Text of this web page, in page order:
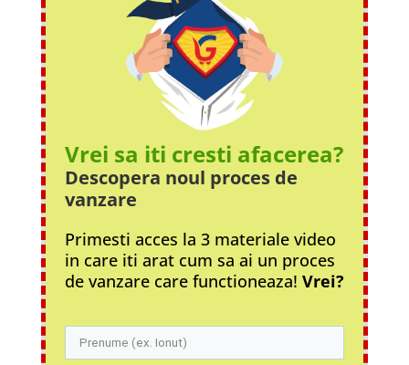
Vrei sa iti cresti afacerea?
Descopera noul procesde
vanzare
Primesti acces la 3 materiale video
in care iti arat cum sa ai un proces
de vanzare care functioneaza! Vrei?